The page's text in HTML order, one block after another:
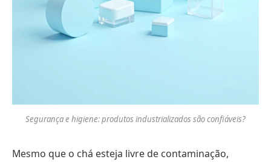
Segurança e higiene: produtos industrializados são confiáveis?
Mesmo que o chá esteja livre de contaminação,